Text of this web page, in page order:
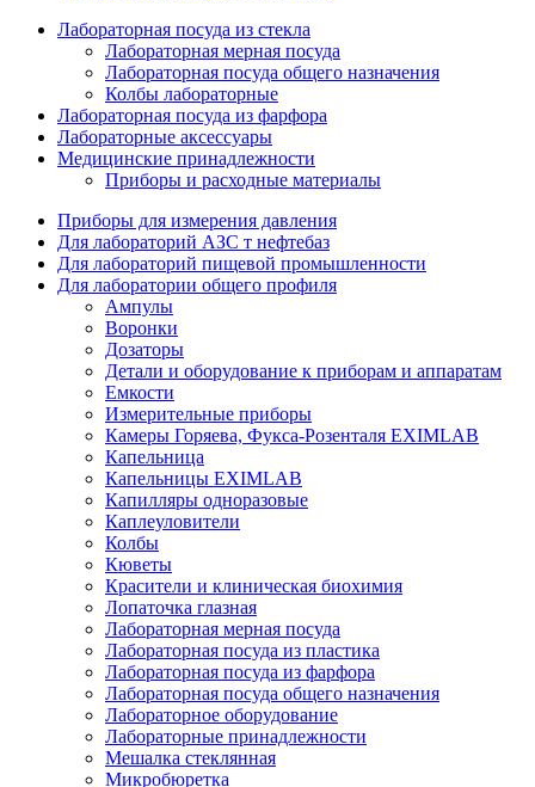
Лабораторная посуда из стекла
Лабораторная мерная посуда
Лабораторная посуда общего назначения
Колбы лабораторные
Лабораторная посуда из фарфора
Лабораторные аксессуары
Медицинские принадлежности
Приборы и расходные материалы
Приборы для измерения давления
Для лабораторий АЗС т нефтебаз
Для лабораторий пищевой промышленности
Для лаборатории общего профиля
Ампулы
Воронки
Дозаторы
Детали и оборудование к приборам и аппаратам
Емкости
Измерительные приборы
Камеры Горяева, Фукса-Розенталя EXIMLAB
Капельница
Капельницы EXIMLAB
Капилляры одноразовые
Каплеуловители
Колбы
Кюветы
Красители и клиническая биохимия
Лопаточка глазная
Лабораторная мерная посуда
Лабораторная посуда из пластика
Лабораторная посуда из фарфора
Лабораторная посуда общего назначения
Лабораторное оборудование
Лабораторные принадлежности
Мешалка стеклянная
Микробюретка